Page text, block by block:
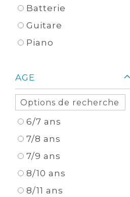
Batterie
Guitare
Piano
AGE
6/7 ans
7/8 ans
7/9 ans
8/10 ans
8/11 ans